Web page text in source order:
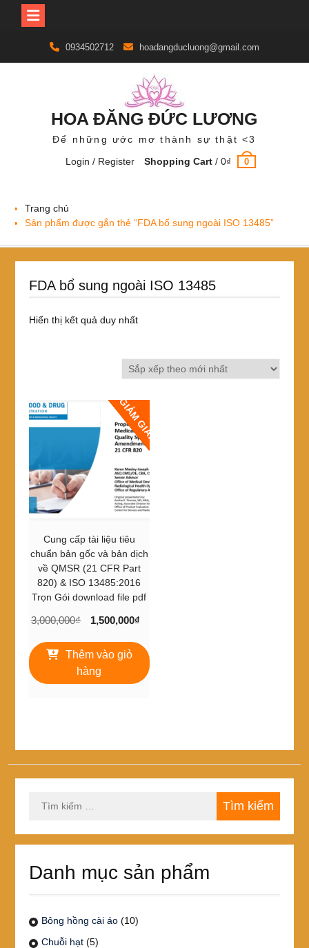
content
0934502712 hoadangducluong@gmail.com
HOA ĐĂNG ĐỨC LƯƠNG
Để những ước mơ thành sự thật <3
Login / Register
Shopping Cart /0₫ 0
Trang chủ
Sản phẩm được gắn thẻ “FDA bổ sung ngoài ISO 13485”
FDA bổ sung ngoài ISO 13485
Hiển thị kết quả duy nhất
GIẢM GIÁ!
Cung cấp tài liệu tiêu
chuẩn bản gốc và bản dịch
về QMSR (21 CFR Part
820) & ISO 13485:2016
Trọn Gói download file pdf
3,000,000₫
Giá
là:
3,000,000₫.
1,500,000₫
tại
là:
1,500,000₫.
Thêm vào giỏ
hàng
kiếm
Danh mục sản phẩm
Bông hồng cài áo (10)
Chuỗi hạt (5)